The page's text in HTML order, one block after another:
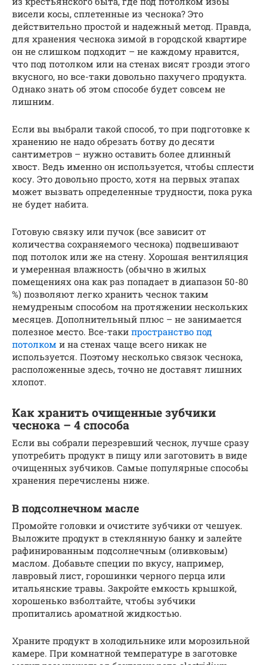
висели косы, сплетенные из чеснока? Это
действительно простой и надежный метод. Правда,
для хранения чеснока зимой в городской квартире
он не слишком подходит – не каждому нравится,
что под потолком или на стенах висят грозди этого
вкусного, но все-таки довольно пахучего продукта.
Однако знать об этом способе будет совсем не
лишним.
Если вы выбрали такой способ, то при подготовке к
хранению не надо обрезать ботву до десяти
сантиметров – нужно оставить более длинный
хвост. Ведь именно он используется, чтобы сплести
косу. Это довольно просто, хотя на первых этапах
может вызвать определенные трудности, пока рука
не будет набита.
Готовую связку или пучок (все зависит от
количества сохраняемого чеснока) подвешивают
под потолок или же на стену. Хорошая вентиляция
и умеренная влажность (обычно в жилых
помещениях она как раз попадает в диапазон 50-80
%) позволяют легко хранить чеснок таким
немудреным способом на протяжении нескольких
месяцев. Дополнительный плюс – не занимается
полезное место. Все-таки пространство под
потолком и на стенах чаще всего никак не
используется. Поэтому несколько связок чеснока,
расположенные здесь, точно не доставят лишних
хлопот.
Как хранить очищенные зубчики
чеснока – 4 способа
Если вы собрали перезревший чеснок, лучше сразу
употребить продукт в пищу или заготовить в виде
очищенных зубчиков. Самые популярные способы
хранения перечислены ниже.
В подсолнечном масле
Промойте головки и очистите зубчики от чешуек.
Выложите продукт в стеклянную банку и залейте
рафинированным подсолнечным (оливковым)
маслом. Добавьте специи по вкусу, например,
лавровый лист, горошинки черного перца или
итальянские травы. Закройте емкость крышкой,
хорошенько взболтайте, чтобы зубчики
пропитались ароматной жидкостью.
Храните продукт в холодильнике или морозильной
камере. При комнатной температуре в заготовке